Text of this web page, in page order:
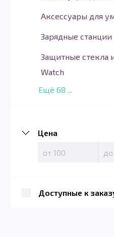
Аксессуары для
Зарядные станции
Защитные стекла
Watch
Ещё 68 ...
Цена
Доступные к